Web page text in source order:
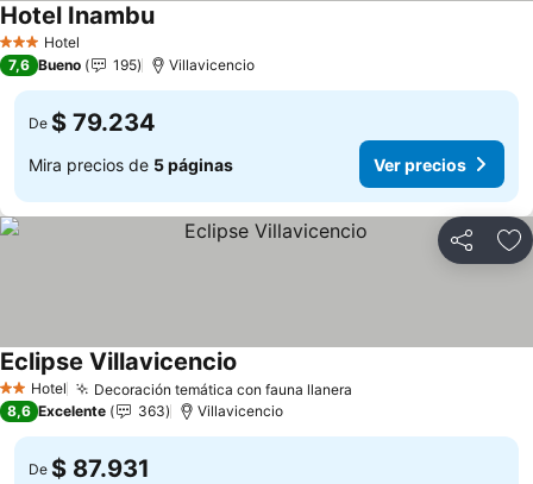
3 Estrellas
Hotel
Hotel InambuVer precios
7,6 Bueno 195 Villavicencio
De $ 79.234
Mira precios de 5 páginas Ver precios
Compartir
2 Estrellas
Hotel Decoración temática con fauna llanera
Eclipse Villavicencio
8,6 Excelente 363 Villavicencio
De $ 87.931